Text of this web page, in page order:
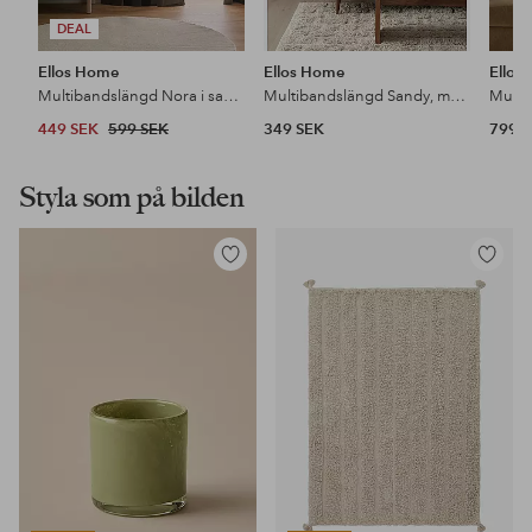
DEAL
Ellos Home
Multibandslängd Nora i sammet 2-pack
449 SEK 599 SEK
Ellos Home
Multibandslängd Sandy, mörkläggande 1 st
349 SEK
Ellos
799
Styla som på bilden
Lägg
Lägg
till
i
favoriter